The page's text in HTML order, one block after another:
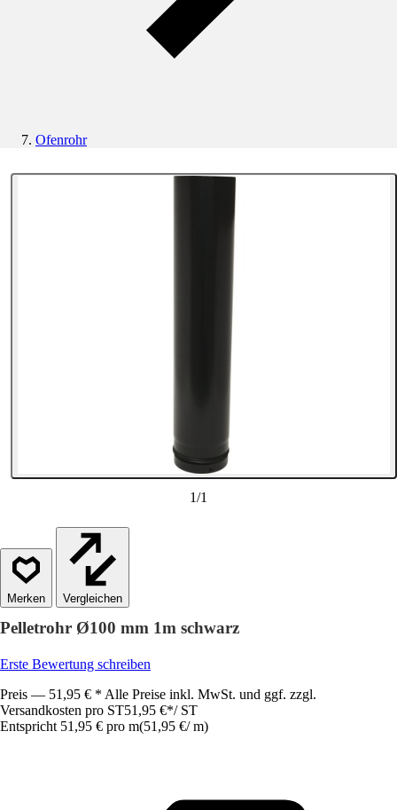
Ofenrohr
1/1
Vergleichen
Pelletrohr Ø100 mm 1m schwarz
Erste Bewertung schreiben
Preis — 51,95 € * Alle Preise inkl. MwSt. und ggf. zzgl.
Versandkosten pro ST51,95 €*/ ST
Entspricht 51,95 € pro m(51,95 €/ m)